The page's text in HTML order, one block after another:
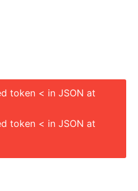
token < in JSON at
token < in JSON at